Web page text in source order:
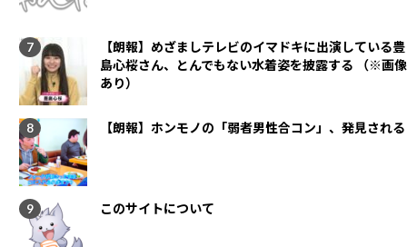
【朗報】めざましテレビのイマドキに出演している豊
島心桜さん、とんでもない水着姿を披露する （※画像
あり）
【朗報】ホンモノの「弱者男性合コン」、発見される
このサイトについて